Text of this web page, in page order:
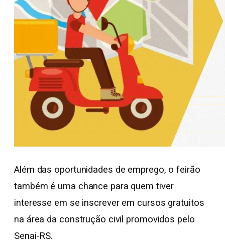
Além das oportunidades de emprego, o feirão
também é uma chance para quem tiver
interesse em se inscrever em cursos gratuitos
na área da construção civil promovidos pelo
Senai-RS.